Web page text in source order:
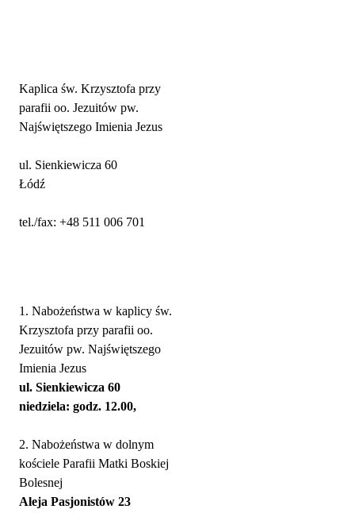
Kaplica św. Krzysztofa przy
parafii oo. Jezuitów pw.
Najświętszego Imienia Jezus
ul. Sienkiewicza 60
Łódź
tel./fax: +48 511 006 701
1. Nabożeństwa w kaplicy św.
Krzysztofa przy parafii oo.
Jezuitów pw. Najświętszego
Imienia Jezus
ul. Sienkiewicza 60
niedziela: godz. 12.00,
2. Nabożeństwa w dolnym
kościele Parafii Matki Boskiej
Bolesnej
Aleja Pasjonistów 23